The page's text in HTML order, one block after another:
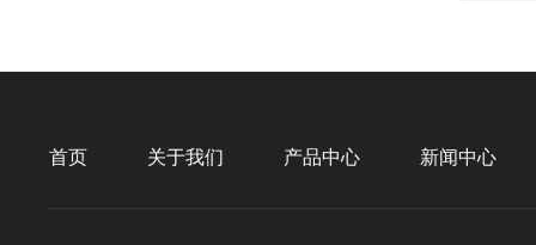
首页 关于我们 产品中心 新闻中心